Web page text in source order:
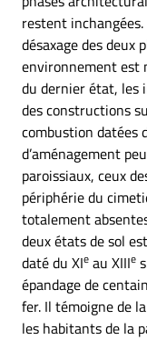
restent
désaxage des deux
environnement est
du dernier état, les
des constructions
combustion datées
d’aménagement
paroissiaux, ceux
périphérie du
totalement
deux états de sol
daté du XIe au XIIIe
épandage de
fer. Il témoigne de
les habitants de la